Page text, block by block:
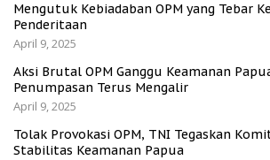
Mengutuk Kebiadaban OPM yang Tebar
Penderitaan
April 9, 2025
Aksi Brutal OPM Ganggu Keamanan
Penumpasan Terus Mengalir
April 9, 2025
Tolak Provokasi OPM, TNI Tegaskan
Stabilitas Keamanan Papua